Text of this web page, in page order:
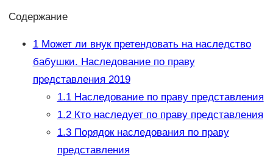
Содержание
1Может ли внук претендовать на наследство
бабушки. Наследование по праву
представления 2019
1.1Наследование по праву представления
1.2Кто наследует по праву представления
1.3Порядок наследования по праву
представления